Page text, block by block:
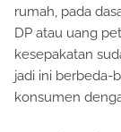
rumah, pada
DP atau uang
kesepakatan
jadi ini berbeda-
konsumen